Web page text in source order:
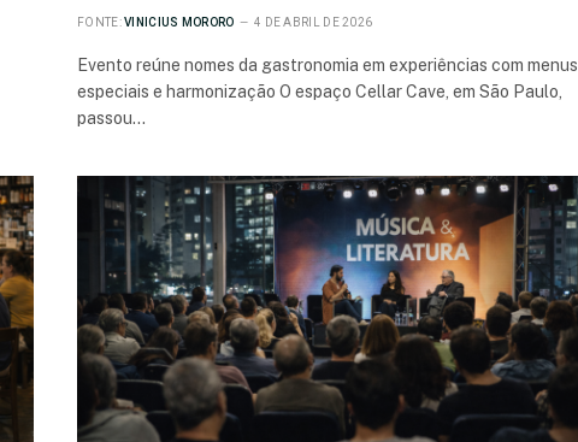
FONTE: VINICIUS MORORO 4 DE ABRIL DE 2026
Evento reúne nomes da gastronomia em experiências com menus
especiais e harmonização O espaço Cellar Cave, em São Paulo,
passou…